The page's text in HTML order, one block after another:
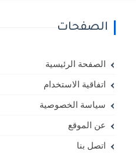
الصفحات
الصفحة الرئيسية
اتفاقية الاستخدام
سياسة الخصوصية
عن الموقع
اتصل بنا